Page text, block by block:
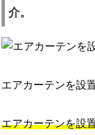
介。
エアカーテンを設
エアカーテンを設